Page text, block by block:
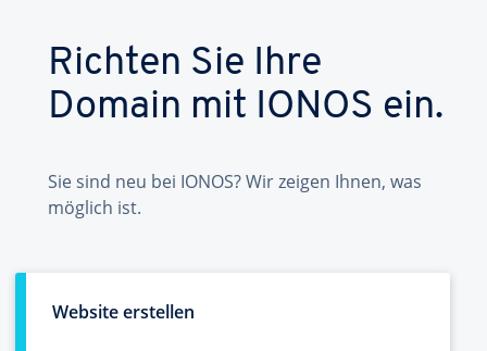
Richten Sie Ihre
Domain mit IONOS ein.
Sie sind neu bei IONOS? Wir zeigen Ihnen, was
möglich ist.
Website erstellen